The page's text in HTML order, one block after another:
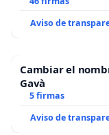
Aviso de
Cambiar el
Gavà
5 firmas
Aviso de